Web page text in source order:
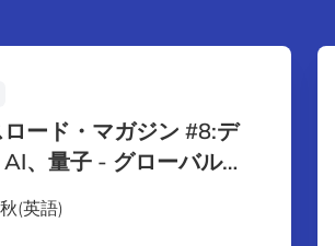
ード・マガジン #8:デ
、量子 - グローバル経
築
(英語)